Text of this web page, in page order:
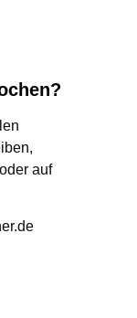
auf